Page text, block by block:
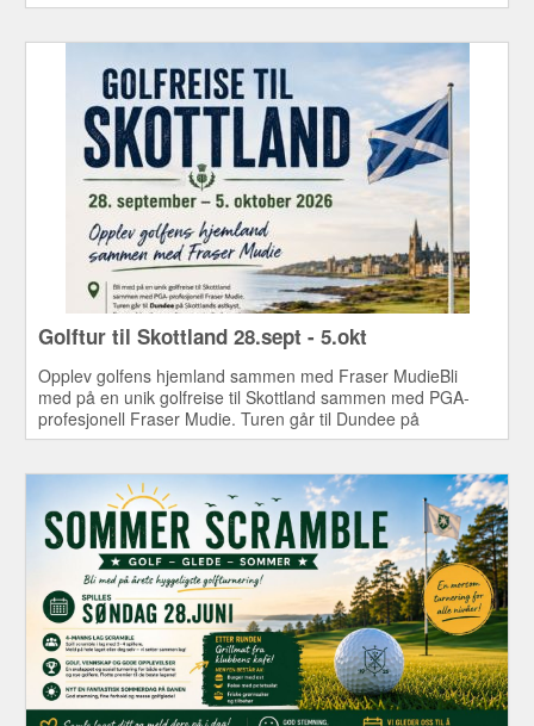
Golftur til Skottland 28.sept - 5.okt
Opplev golfens hjemland sammen med Fraser MudieBli
med på en unik golfreise til Skottland sammen med PGA-
profesjonell Fraser Mudie. Turen går til Dundee på
Skottlands østkyst, Frasers hjemby, som ligger sentralt
golfbaner.